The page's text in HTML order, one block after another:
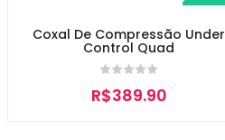
Coxal De Compressão Under
Control Quad
R$389.90